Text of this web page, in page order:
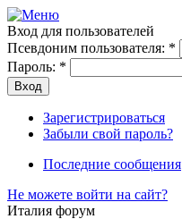
Вход для пользователей
Псевдоним пользователя: *
Пароль: *
Зарегистрироваться
Забыли свой пароль?
Последние сообщения
Не можете войти на сайт?
Италия форум